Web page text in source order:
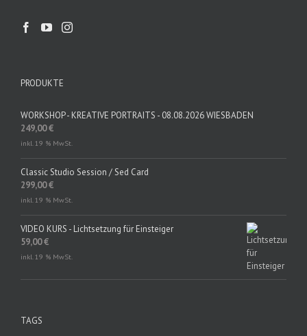
PRODUKTE
WORKSHOP - KREATIVE PORTRAITS - 08.08.2026 WIESBADEN
249,00€
inkl. 19 % MwSt.
Classic Studio Session / Sed Card
299,00€
inkl. 19 % MwSt.
VIDEO KURS - Lichtsetzung für Einsteiger
59,00€
inkl. 19 % MwSt.
TAGS